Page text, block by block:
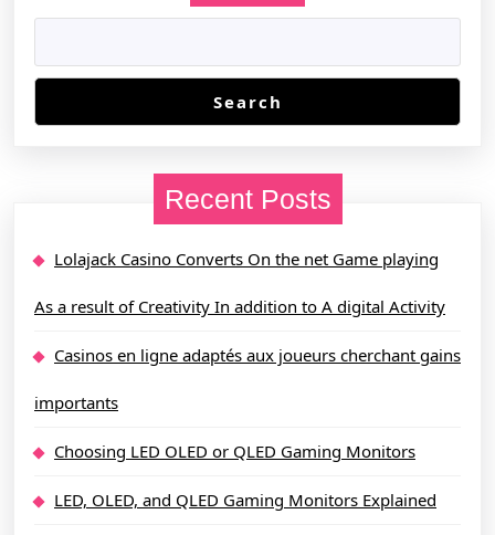
Search
Recent Posts
Lolajack Casino Converts On the net Game playing
As a result of Creativity In addition to A digital Activity
Casinos en ligne adaptés aux joueurs cherchant gains
importants
Choosing LED OLED or QLED Gaming Monitors
LED, OLED, and QLED Gaming Monitors Explained